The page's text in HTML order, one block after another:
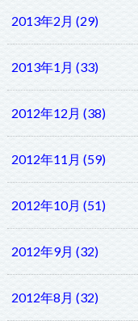
2013年2月 (29)
2013年1月 (33)
2012年12月 (38)
2012年11月 (59)
2012年10月 (51)
2012年9月 (32)
2012年8月 (32)